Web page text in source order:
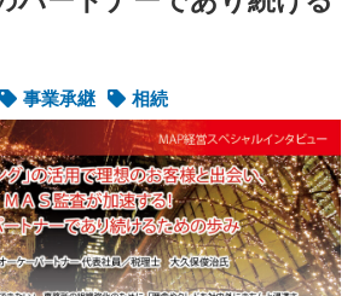
事業承継 相続